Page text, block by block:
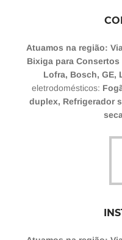
Atuamos na região:
Bixiga para Consertos
Lofra, Bosch, GE,
eletrodomésticos:
duplex, Refrigerador